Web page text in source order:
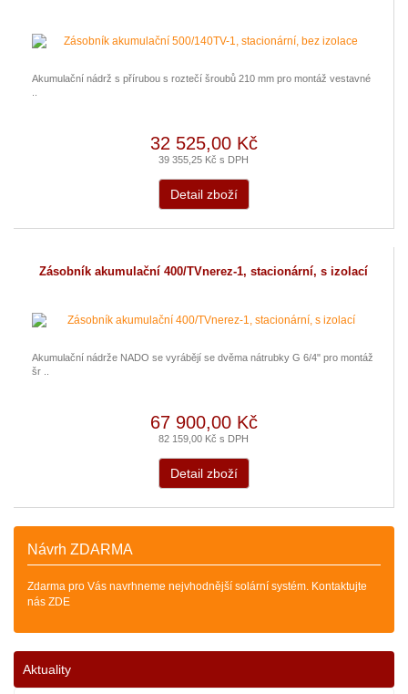
Akumulační nádrž s přírubou s roztečí šroubů 210 mm pro montáž vestavné
32 525,00 Kč
39 355,25 Kč s DPH
Detail zboží
Zásobník akumulační 400/TVnerez-1, stacionární, s izolací
Akumulační nádrže NADO se vyrábějí se dvěma nátrubky G 6/4" pro montáž
šr ..
67 900,00 Kč
82 159,00 Kč s DPH
Detail zboží
Návrh ZDARMA
Zdarma pro Vás navrhneme nejvhodnější solární systém. Kontaktujte
nás ZDE
Aktuality